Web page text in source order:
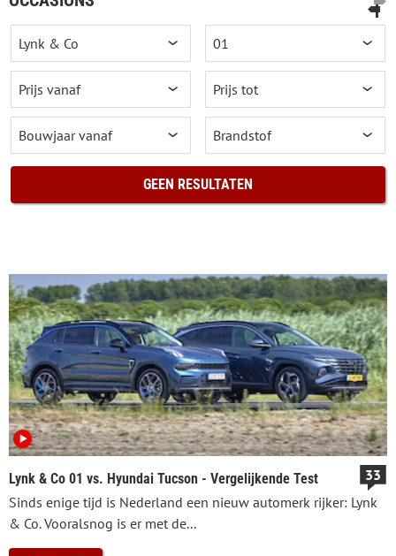
GEEN RESULTATEN
Lynk & Co 01 vs. Hyundai Tucson - Vergelijkende Test
33
Sinds enige tijd is Nederland een nieuw automerk rijker: Lynk
& Co. Vooralsnog is er met de...